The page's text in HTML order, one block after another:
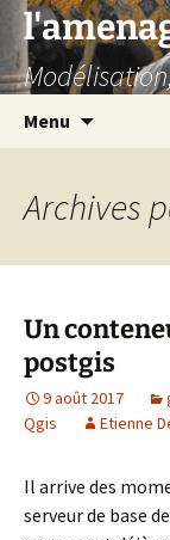
Aller
contenu
Menu
Archives
Un
postgis
9 août 2017
Qgis
Etienne
Il arrive des
serveur de base